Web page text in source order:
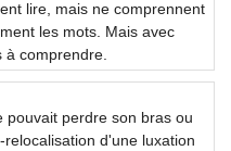
lire, mais ne comprennent
les mots. Mais avec
à comprendre.
pouvait perdre son bras ou
d'une luxation